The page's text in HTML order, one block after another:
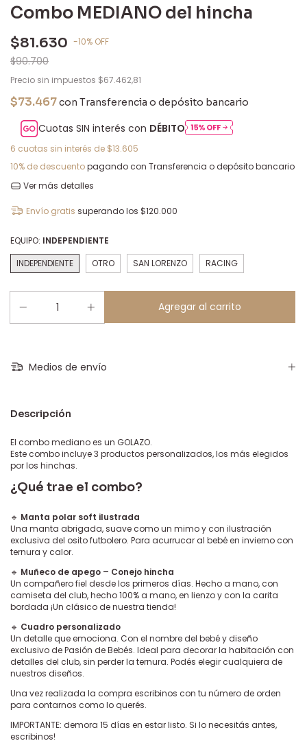
Combo MEDIANO del hincha
$81.630 -10% OFF
$90.700
Precio sin impuestos $67.462,81
$73.467con Transferencia o depósito bancario
Cuotas SIN interés con DÉBITO
6 cuotas sin interés de $13.605
10% de descuentopagando con Transferencia o depósito bancario
Ver más detalles
Envío gratis superando los $120.000
EQUIPO: INDEPENDIENTE
INDEPENDIENTE
OTRO SAN LORENZO RACING
Medios de envío
Descripción
El combo mediano es un GOLAZO.
Este combo incluye 3 productos personalizados, los más elegidos
por los hinchas.
¿Qué trae el combo?
🔹 Manta polar soft ilustrada
Una manta abrigada, suave como un mimo y con ilustración
exclusiva del osito futbolero. Para acurrucar al bebé en invierno con
ternura y calor.
🔹 Muñeco de apego – Conejo hincha
Un compañero fiel desde los primeros días. Hecho a mano, con
camiseta del club, hecho 100% a mano, en lienzo y con la carita
bordada ¡Un clásico de nuestra tienda!
🔹 Cuadro personalizado
Un detalle que emociona. Con el nombre del bebé y diseño
exclusivo de Pasión de Bebés. Ideal para decorar la habitación con
detalles del club, sin perder la ternura. Podés elegir cualquiera de
nuestros diseños.
Una vez realizada la compra escribinos con tu número de orden
para contarnos como lo querés.
IMPORTANTE: demora 15 días en estar listo. Si lo necesitás antes,
escribinos!